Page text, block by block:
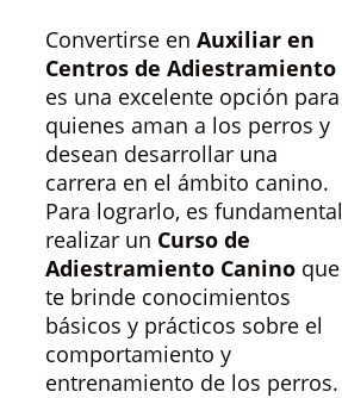
Convertirse en Auxiliar en
Centros de Adiestramiento
es una excelente opción para
quienes aman a los perros y
desean desarrollar una
carrera en el ámbito canino.
Para lograrlo, es fundamental
realizar un Curso de
Adiestramiento Canino que
te brinde conocimientos
básicos y prácticos sobre el
comportamiento y
entrenamiento de los perros.